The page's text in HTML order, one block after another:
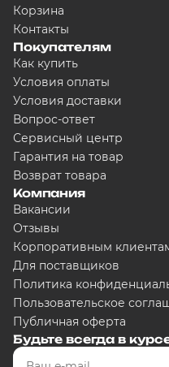
Корзина
Контакты
Покупателям
Как купить
Условия оплаты
Условия доставки
Вопрос-ответ
Сервисный центр
Гарантия на товар
Возврат товара
Компания
Вакансии
Отзывы
Корпоративным
Для поставщиков
Политика
Пользовательское
Публичная оферта
Будьте всегда в